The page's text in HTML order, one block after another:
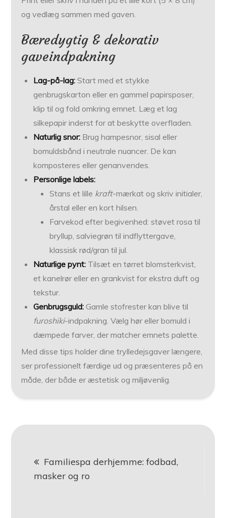
og vedlæg sammen med gaven.
Bæredygtig & dekorativ
gaveindpakning
Lag-på-lag: Start med et stykke
genbrugskarton eller en gammel papirsposer,
klip til og fold omkring emnet. Læg et lag
silkepapir inderst for at beskytte overfladen.
Naturlig snor: Brug hampesnor, sisal eller
bomuldsbånd i neutrale nuancer. De kan
komposteres eller genanvendes.
Personlige labels:
Stans et lille kraft-mærkat og skriv initialer,
årstal eller en kort hilsen.
Farvekod efter begivenhed: støvet rosa til
bryllup, salviegrøn til indflyttergave,
klassisk rød/gran til jul.
Naturlige pynt: Tilsæt en tørret blomsterkvist,
et kanelrør eller en grankvist for ekstra duft og
tekstur.
Genbrugsguld: Gamle stofrester kan blive til
furoshiki-indpakning. Vælg hør eller bomuld i
dæmpede farver, der matcher emnets palette.
Med disse tips holder dine trylledejsgaver længere,
ser professionelt færdige ud og præsenteres på en
måde, der både er æstetisk og miljøvenlig.
Familiespa derhjemme: fodbad,
masker og ro